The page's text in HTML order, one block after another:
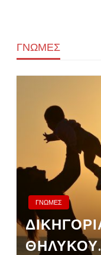
ΓΝΩΜΕΣ
ΓΝΩΜΕΣ
ΘΗΛΥΚΟΥ.